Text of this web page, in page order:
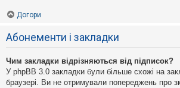
Догори
Абонементи і закладки
Чим закладки відрізняються від підписок?
У phpBB 3.0 закладки були більше схожі на
браузері. Ви не отримували попереджень про